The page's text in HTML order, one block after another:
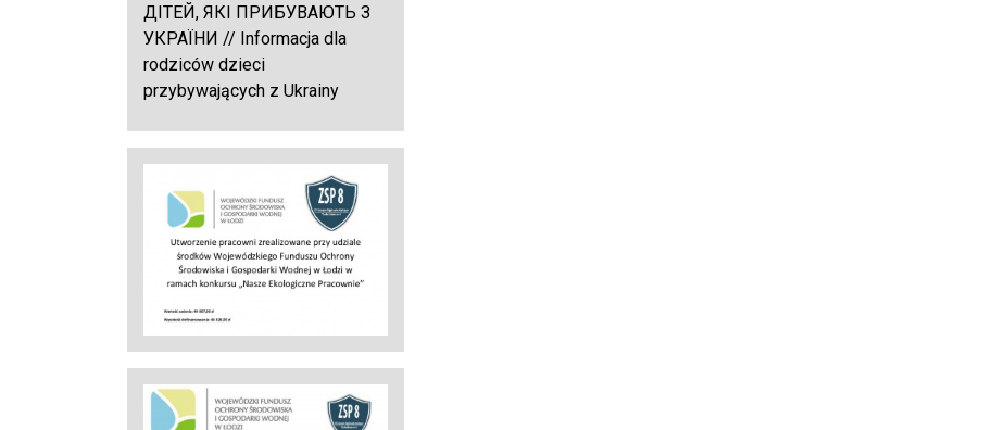
ДІТЕЙ, ЯКІ ПРИБУВАЮТЬ З
УКРАЇНИ // Informacja dla
rodziców dzieci
przybywających z Ukrainy